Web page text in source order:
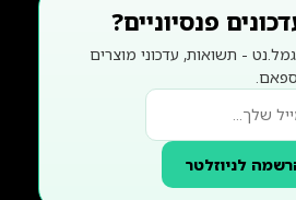
פנסיוניים?
- תשואות, עדכוני מוצרים
ספאם.
לניוזלטר